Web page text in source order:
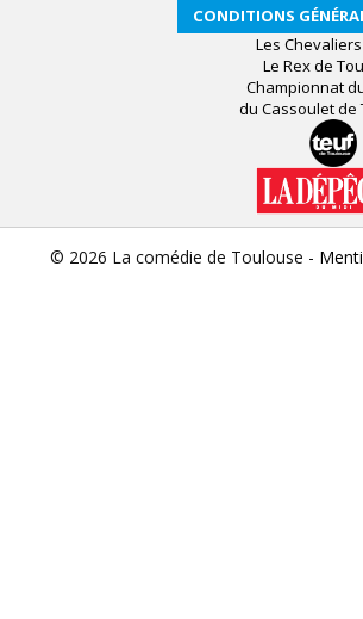
CONDITIONS
Les
Le Rex de
Championnat
du Cassoulet de
© 2026 La comédie de Toulouse -